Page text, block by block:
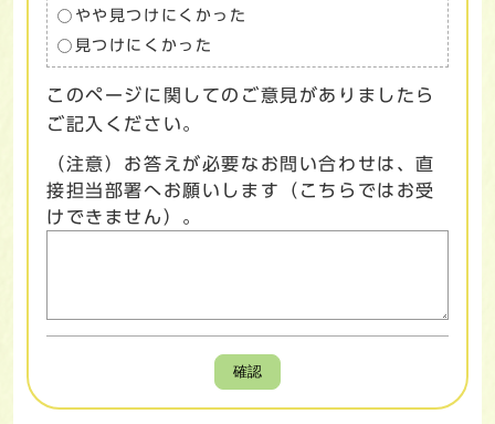
やや見つけにくかった
見つけにくかった
このページに関してのご意見がありましたら
ご記入ください。
（注意）お答えが必要なお問い合わせは、直
接担当部署へお願いします（こちらではお受
けできません）。
確認